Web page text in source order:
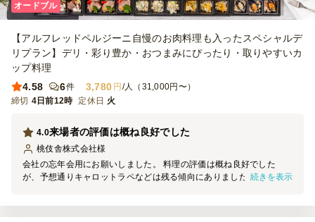
オードブル
【アルフレッドペルジーニ自慢のお肉料理も入ったスペシャルデ
リプラン】デリ・彩り豊か・おつまみにぴったり・取りやすいカ
ップ料理
4.58
6件 3,780 円 /人（31,000円〜）
締切 4日前12時 定休日 火
来場者の評価は概ね良好でした
4.0
桃伎舎株式会社様
会社の忘年会用にお願いしました。 料理の評価は概ね良好でした
が、予想通りキャロットラペなどは残る傾向にありました。 （個人
たので、もっと分かりやすく書いておいて頂きたかった。 （テーブ
続きを表示